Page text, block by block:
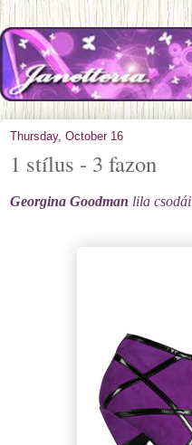
Thursday, October 16
1 stílus - 3 fazon
Georgina Goodman lila csodái